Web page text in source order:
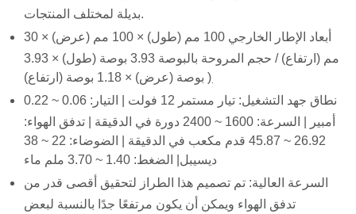
بديلة لمختلف المنتجات.
أبعاد الإطار الخارجي 100 مم (طول) × 100 مم (عرض) × 30
مم (ارتفاع) / حجم المروحة بالبوصة 3.93 بوصة (طول) × 3.93
بوصة (عرض) × 1.18 بوصة (ارتفاع) )
نطاق جهد التشغيل: تيار مستمر 12 فولت | التيار: 0.06 ~ 0.22
أمبير | السرعة: 1600 ~ 2400 دورة في الدقيقة | تدفق الهواء:
26.92 ~ 45.87 قدم مكعب في الدقيقة | الضوضاء: 22 ~ 38
ديسيبل| الضغط: 1.40 ~ 3.70 ملم ماء
السرعة العالية: تم تصميم هذا الطراز لتحقيق أقصى قدر من
تدفق الهواء ويمكن أن يكون مرتفعًا جدًا بالنسبة لبعض